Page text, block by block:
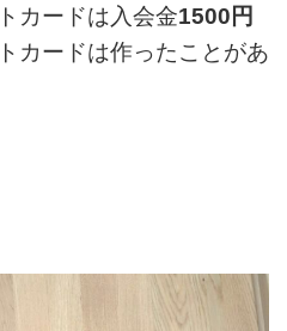
カードは入会金1500円
カードは作ったことがあ